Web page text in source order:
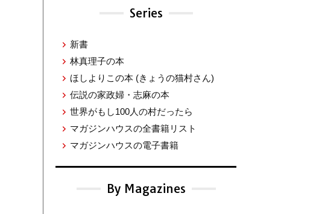
Series
新書
林真理子の本
ほしよりこの本 (きょうの猫村さん)
伝説の家政婦・志麻の本
世界がもし100人の村だったら
マガジンハウスの全書籍リスト
マガジンハウスの電子書籍
By Magazines